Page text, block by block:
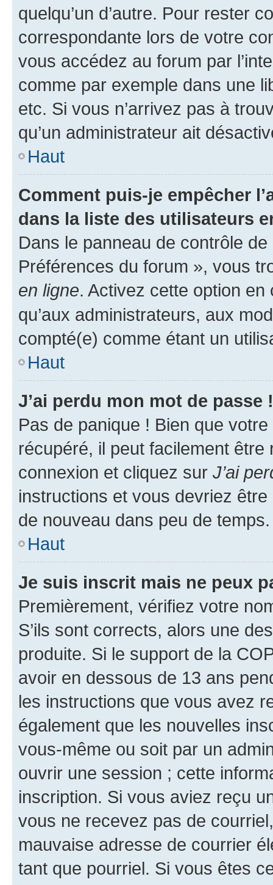
quelqu’un d’autre. Pour rester
correspondante lors de votre
vous accédez au forum par
comme par exemple dans une
etc. Si vous n’arrivez pas à
qu’un administrateur ait
Haut
Comment puis-je empêcher
dans la liste des utilisateurs
Dans le panneau de contrôle
Préférences du forum », vous
en ligne. Activez cette option
qu’aux administrateurs, aux
compté(e) comme étant un
Haut
J’ai perdu mon mot de passe !
Pas de panique ! Bien que
récupéré, il peut facilement
connexion et cliquez sur J’ai
instructions et vous devriez
de nouveau dans peu de temps.
Haut
Je suis inscrit mais ne peux
Premièrement, vérifiez votre
S’ils sont corrects, alors une
produite. Si le support de la
avoir en dessous de 13 ans
les instructions que vous avez
également que les nouvelles
vous-même ou soit par un
ouvrir une session ; cette
inscription. Si vous aviez reçu
vous ne recevez pas de
mauvaise adresse de courrier
tant que pourriel. Si vous êtes